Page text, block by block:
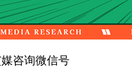
咨询微信号